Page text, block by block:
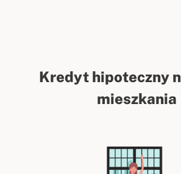
Kredyt hipoteczny
mieszkania